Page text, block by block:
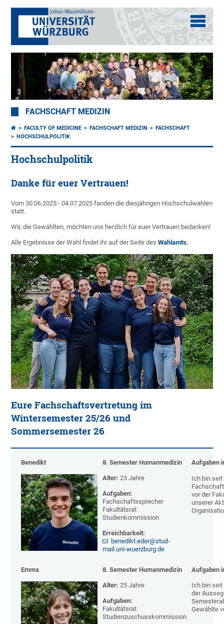
FACHSCHAFT MEDIZIN
FACULTY OF MEDICINE FACHSCHAFT MEDIZIN
FACHSCHAFT
HOCHSCHULPOLITIK
Hochschulpolitik
Danke für euer Vertrauen!
Vom 30.06.2025 - 04.07.2025 fanden die diesjährigen Hochschulwahlen
statt.
Wir, die Gewählten, möchten uns herzlich für euer Vertrauen bedanken!
Alle Ergebnisse der Wahl findet ihr auf der Seite desWahlamts.
Eure Fachschaftsvertretung im
Wintersemester 25/26 und
Sommersemester 26
Benedikt 8. Semester Humanmedizin
Alter:23 Jahre
Aufgaben:
Fachschaftssprecher
Fakultätsrat
Studienkommission
Erreichbarkeit:
benedikt.eder@stud-
mail.uni-wuerzburg.de
Aufgaben
Ich bin
vor der
unserer
Emma 8. Semester Humanmedizin
Alter: 25 Jahre
Aufgaben:
Fakultätsrat
Studienzuschusskommission
Aufgaben
Ich bin seit
der
Gewählte